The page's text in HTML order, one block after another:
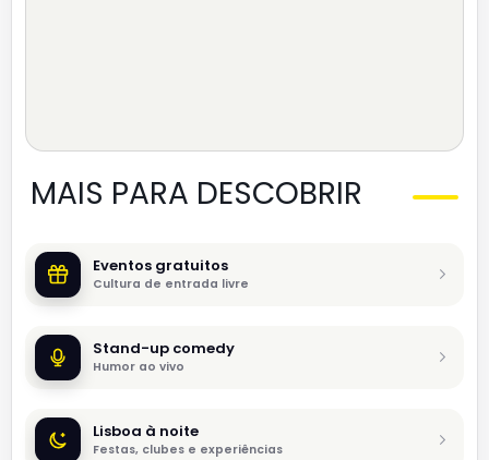
MAIS PARA DESCOBRIR
Eventos gratuitos
Cultura de entrada livre
Stand-up comedy
Humor ao vivo
Lisboa à noite
Festas, clubes e experiências